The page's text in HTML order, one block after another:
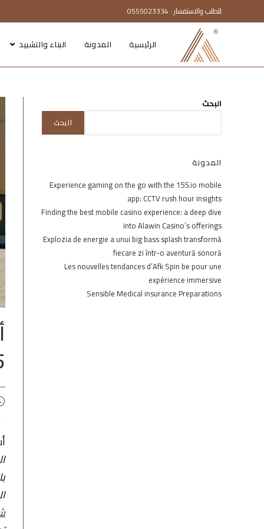
للطلب والاستفسار : 0555023334
الرئيسية المدونة البناء والتشييد
البحث
البحث
المدونة
Experience gaming on the go with the 155.io mobile
app: CCTV rush hour insights
Finding the best mobile casino experience: a deep dive
into Alawin Casino’s offerings
Explozia de energie a unui big bass splash transformă
fiecare zi într-o aventură sonoră
Les nouvelles tendances d’Afk Spin be pour une
expérience immersive
Sensible Medical insurance Preparations